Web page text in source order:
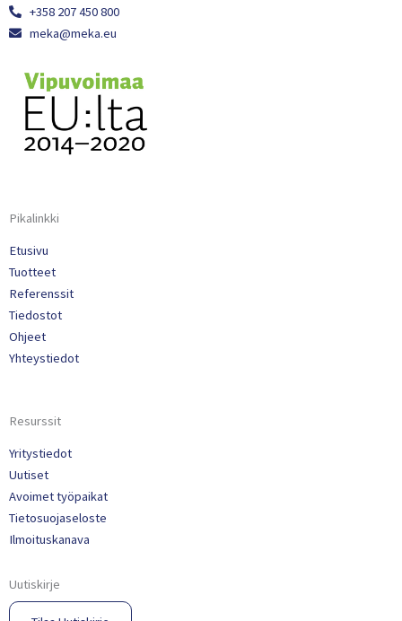
+358 207 450 800
meka@meka.eu
Pikalinkki
Etusivu
Tuotteet
Referenssit
Tiedostot
Ohjeet
Yhteystiedot
Resurssit
Yritystiedot
Uutiset
Avoimet työpaikat
Tietosuojaseloste
Ilmoituskanava
Uutiskirje